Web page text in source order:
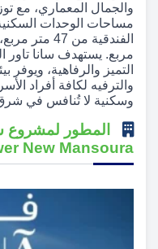
والجمال المعماري، مع
مربع. يستهدف سانا تاور
التميز والرفاهية، ويوفر
والترفيه لكافة أفراد
وسكنية لا تُنافس في شرق
المطور لمشروع
New Mansoura: